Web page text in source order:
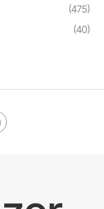
(475)
(40)